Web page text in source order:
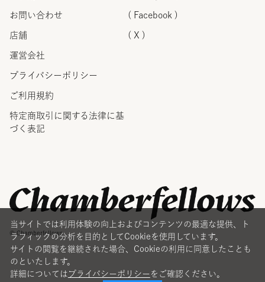
お問い合わせ
店舗
運営会社
プライバシーポリシー
ご利用規約
特定商取引に関する法律に 基
づく表記
( Facebook )
( X )
© Chamberfellows
当サイトでは利用体験の向上およびコンテンツの最適な提供、ト
ラフィックの分析を目的としてCookieを使用しています。
サイトの閲覧を継続された場合、Cookieの利用に同意したことも
のといたします。
詳細については プライバシーポリシー をご確認ください。